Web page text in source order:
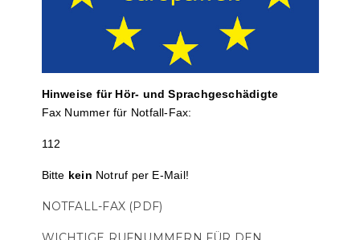
Hinweise für Hör- und Sprach­ge­schä­digte
Fax Nummer für Notfall-Fax:
112
Bitte kein Notruf per E-Mail!
NOTFALL-FAX (PDF)